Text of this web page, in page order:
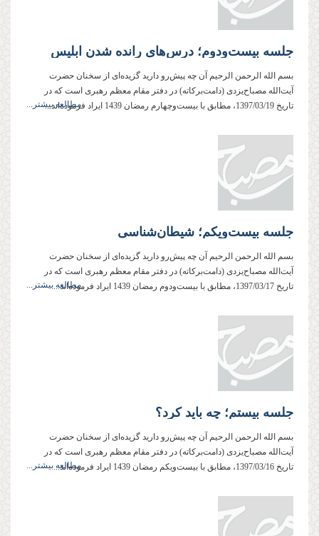
جلسه بیست‌ودوم؛ درس‌های رانده شدن ابلیس
بسم الله الرحمن الرحیم آن چه پیش‌رو دارید گزیده‌ای از سخنان حضرت
آیت‌الله مصباح‌یزدی (دامت‌بركاته) در دفتر مقام معظم رهبری است كه در
تاریخ 1397/03/19، مطابق با بیست‌وچهارم رمضان 1439 ایراد فرموده‌اند...
مطالعه بیشتر...
جلسه بیست‌ویکم؛ شیطان‌شناسی
بسم الله الرحمن الرحیم آن چه پیش‌رو دارید گزیده‌ای از سخنان حضرت
آیت‌الله مصباح‌یزدی (دامت‌بركاته) در دفتر مقام معظم رهبری است كه در
تاریخ 1397/03/17، مطابق با بیست‌ودوم رمضان 1439 ایراد فرموده‌اند....
مطالعه بیشتر...
جلسه بیستم؛ چه باید کرد؟
بسم الله الرحمن الرحیم آن چه پیش‌رو دارید گزیده‌ای از سخنان حضرت
آیت‌الله مصباح‌یزدی (دامت‌بركاته) در دفتر مقام معظم رهبری است كه در
تاریخ 1397/03/16، مطابق با بیست‌ویکم رمضان 1439 ایراد فرموده‌اند...
مطالعه بیشتر...